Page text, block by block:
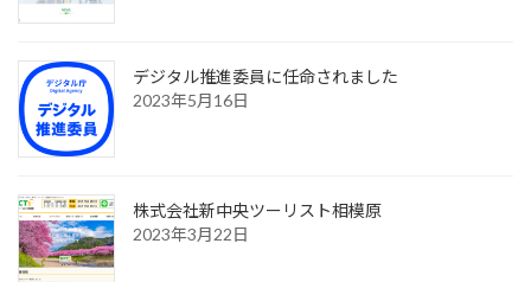
デジタル推進委員に任命されました
2023年5月16日
株式会社新中央ツーリスト相模原
2023年3月22日